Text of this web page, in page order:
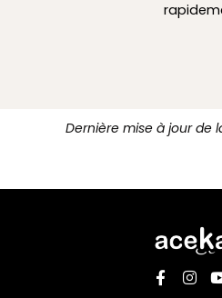
Dernière mise à jour de